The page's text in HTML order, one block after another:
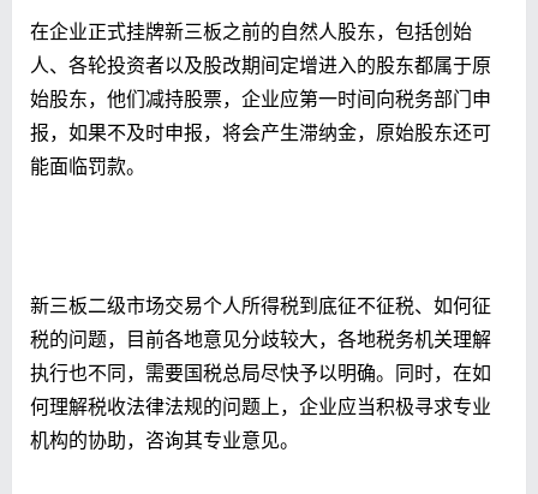
在企业正式挂牌新三板之前的自然人股东，包括创始
人、各轮投资者以及股改期间定增进入的股东都属于原
始股东，他们减持股票，企业应第一时间向税务部门申
报，如果不及时申报，将会产生滞纳金，原始股东还可
能面临罚款。
新三板二级市场交易个人所得税到底征不征税、如何征
税的问题，目前各地意见分歧较大，各地税务机关理解
执行也不同，需要国税总局尽快予以明确。同时，在如
何理解税收法律法规的问题上，企业应当积极寻求专业
机构的协助，咨询其专业意见。